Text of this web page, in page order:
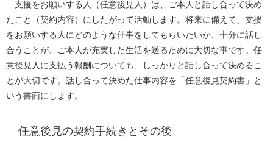
支援をお願いする人（任意後見人）は、ご本人と話し合って決め
たこと（契約内容）にしたがって活動します。将来に備えて、支援
をお願いする人にどのような仕事をしてもらいたいか、十分に話し
合うことが、ご本人が充実した生活を送るために大切な事です。任
意後見人に支払う報酬についても、しっかりと話し合って決めるこ
とが大切です。話し合って決めた仕事内容を「任意後見契約書」と
いう書面にします。
任意後見の契約手続きとその後